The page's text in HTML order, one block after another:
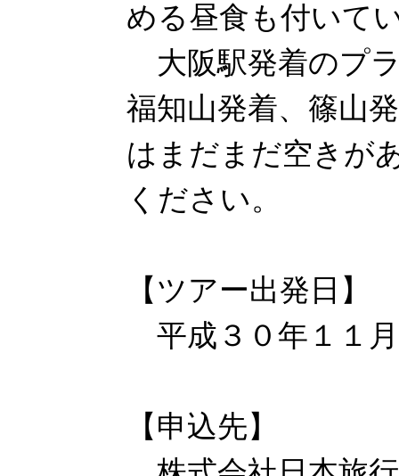
める昼食も付いて
大阪駅発着のプ
福知山発着、篠山
はまだまだ空きが
ください。
【ツアー出発日】
平成３０年１１
【申込先】